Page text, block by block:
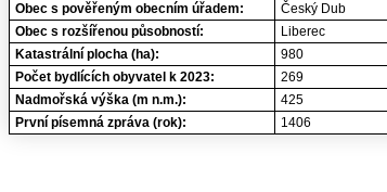
Obec s pověřeným obecním úřadem:
Český Dub
Obec s rozšířenou působností:
Liberec
Katastrální plocha (ha):
980
Počet bydlících obyvatel k 2023:
269
Nadmořská výška (m n.m.):
425
První písemná zpráva (rok):
1406